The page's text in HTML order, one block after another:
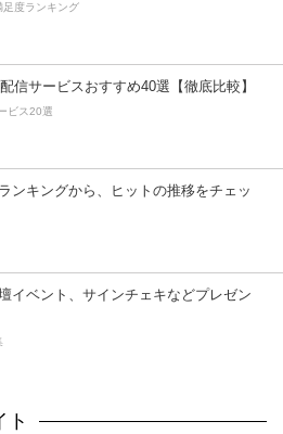
足度ランキング
信サービスおすすめ40選【徹底比較】
ビス20選
ンキングから、ヒットの推移をチェッ
イベント、サインチェキなどプレゼン
ト